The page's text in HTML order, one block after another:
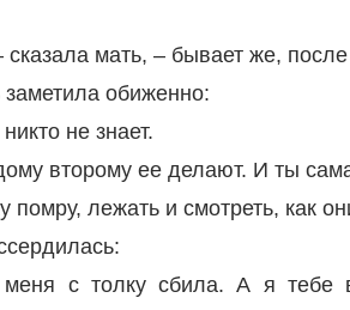
сказала мать, – бывает же,
заметила обиженно:
не знает.
второму ее делают. И ты
помру, лежать и смотреть, как
с толку сбила. А я тебе